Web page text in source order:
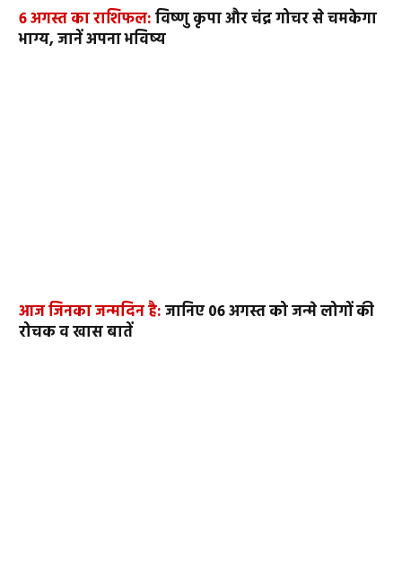
6 अगस्त का राशिफल:विष्णु कृपा और चंद्र गोचर से चमकेगा
भाग्य, जानें अपना भविष्य
आज जिनका जन्मदिन है:जानिए 06 अगस्त को जन्मे लोगों की
रोचक व खास बातें